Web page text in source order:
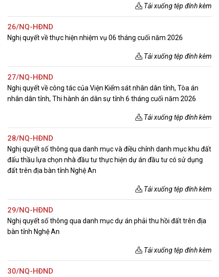
Tải xuống tệp đính kèm
26/NQ-HĐND
Nghị quyết về thực hiện nhiệm vụ 06 tháng cuối năm 2026
Tải xuống tệp đính kèm
27/NQ-HĐND
Nghị quyết về công tác của Viện Kiểm sát nhân dân tỉnh, Tòa án
nhân dân tỉnh, Thi hành án dân sự tỉnh 6 tháng cuối năm 2026
Tải xuống tệp đính kèm
28/NQ-HĐND
Nghị quyết số thông qua danh mục và điều chỉnh danh mục khu đất
đấu thầu lựa chọn nhà đầu tư thực hiện dự án đầu tư có sử dụng
đất trên địa bàn tỉnh Nghệ An
Tải xuống tệp đính kèm
29/NQ-HĐND
Nghị quyết số thông qua danh mục dự án phải thu hồi đất trên địa
bàn tỉnh Nghệ An
Tải xuống tệp đính kèm
30/NQ-HĐND